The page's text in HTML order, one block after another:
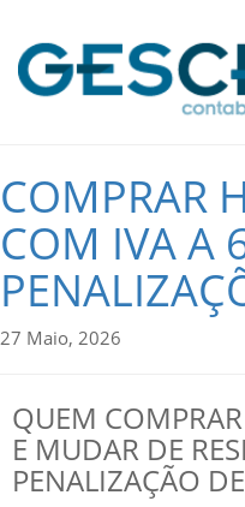
COMPRAR
COM IVA A
27 Maio, 2026
QUEM
E MUDAR DE
PENALIZAÇÃO